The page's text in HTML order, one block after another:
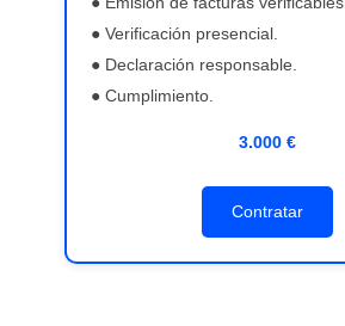
● Verificación presencial.
● Declaración responsable.
● Cumplimiento.
3.000 €
Contratar